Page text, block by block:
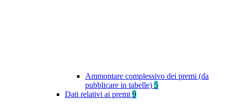
Ammontare complessivo dei premi (da
pubblicare in tabelle) 5
Dati relativi ai premi 9